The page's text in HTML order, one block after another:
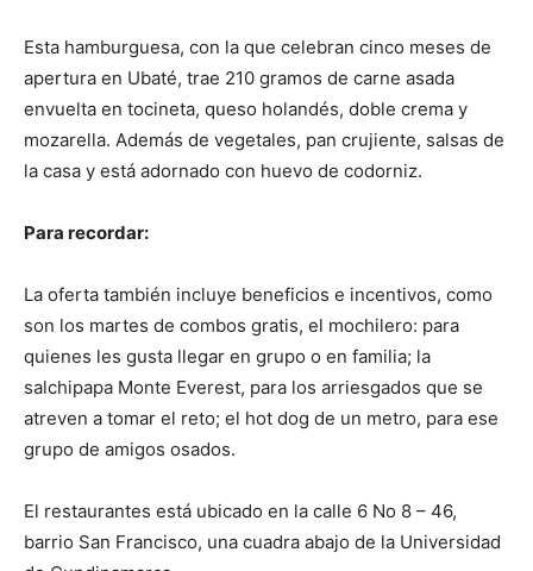
Esta hamburguesa, con la que celebran cinco meses de
apertura en Ubaté, trae 210 gramos de carne asada
envuelta en tocineta, queso holandés, doble crema y
mozarella. Además de vegetales, pan crujiente, salsas de
la casa y está adornado con huevo de codorniz.
Para recordar:
La oferta también incluye beneficios e incentivos, como
son los martes de combos gratis, el mochilero: para
quienes les gusta llegar en grupo o en familia; la
salchipapa Monte Everest, para los arriesgados que se
atreven a tomar el reto; el hot dog de un metro, para ese
grupo de amigos osados.
El restaurantes está ubicado en la calle 6 No 8 – 46,
barrio San Francisco, una cuadra abajo de la Universidad